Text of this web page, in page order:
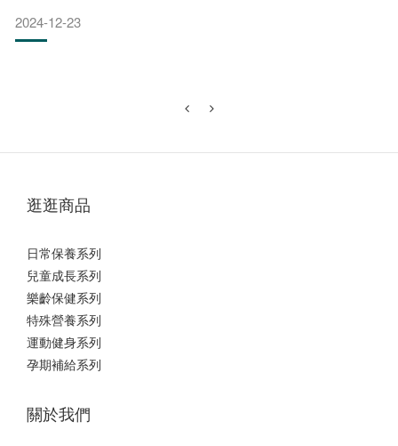
素敏感性之外，鉻亦對脂質代謝有益，可減少心血管疾病風
險。接下來營養師將帶你從科學實證的角度更深入了解鉻對糖
2024-12-23
逛逛商品
日常保養系列
兒童成長系列
樂齡保健系列
特殊營養系列
運動健身系列
孕期補給系列
關於我們